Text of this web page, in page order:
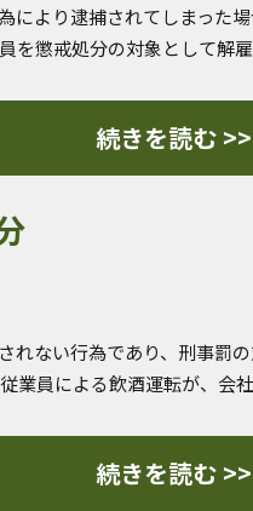
により逮捕されてしまった
を懲戒処分の対象として解
続きを読む >>
れない行為であり、刑事罰
業員による飲酒運転が、会
続きを読む >>